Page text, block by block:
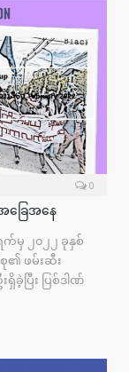
0
ြေအနေ
မှ ၂၀၂၂ ခုနှစ်
၏ ဖမ်းဆီး
ခဲ့ပြီး ပြစ်ဒါဏ်